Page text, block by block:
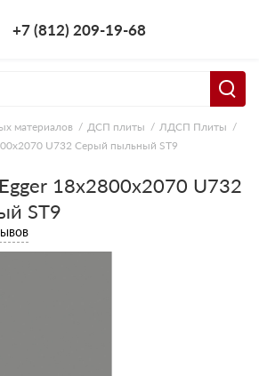
+7 (812) 209-19-68
материалов ДСП плиты
ЛДСП Плиты
U732 Серый пыльный ST9
18х2800х2070 U732
ST9